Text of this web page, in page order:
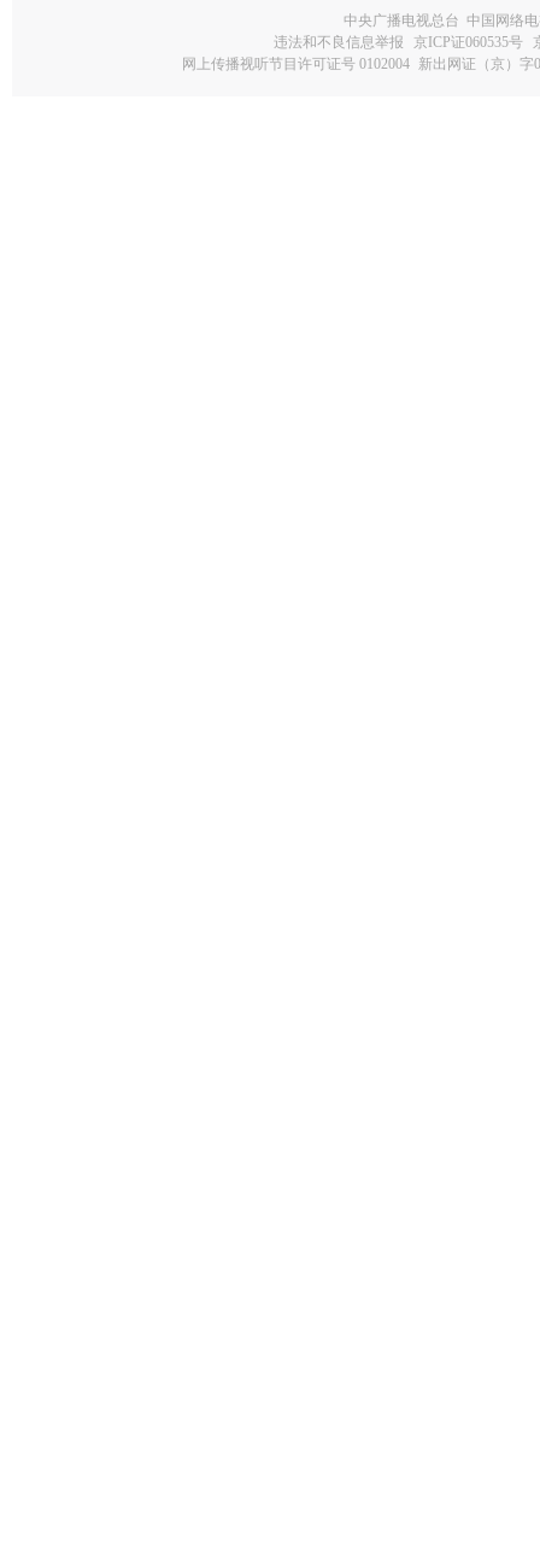
中央广播电视总台 中国网络
违法和不良信息举报
京ICP证060535号
网上传播视听节目许可证号 0102004 新出网证（京）